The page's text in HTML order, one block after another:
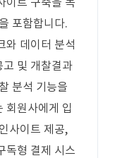
포함합니다.
와 데이터 분석
및 개찰결과
분석 기능을
회원사에게 입
사이트 제공,
독형 결제 시스